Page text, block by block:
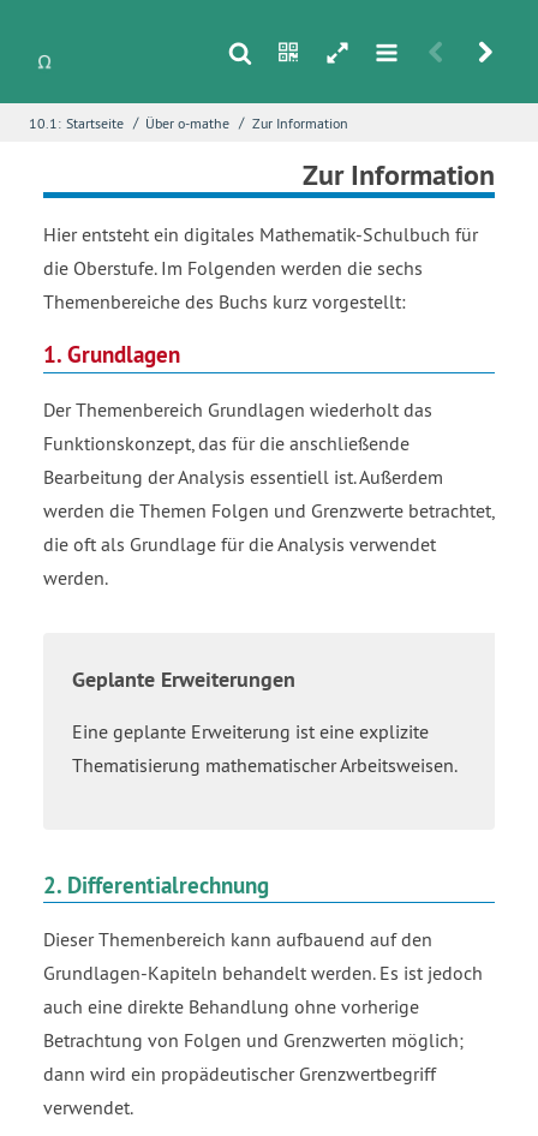
s n h m r u
10.1: Startseite / Über o-mathe / Zur Information
Zur Information
Hier entsteht ein digitales Mathematik-Schulbuch für
die Oberstufe. Im Folgenden werden die sechs
Themenbereiche des Buchs kurz vorgestellt:
1. Grundlagen
Der Themenbereich Grundlagen wiederholt das
Funktionskonzept, das für die anschließende
Bearbeitung der Analysis essentiell ist. Außerdem
werden die Themen Folgen und Grenzwerte betrachtet,
die oft als Grundlage für die Analysis verwendet
werden.
Geplante Erweiterungen
Eine geplante Erweiterung ist eine explizite
Thematisierung mathematischer Arbeitsweisen.
2. Differentialrechnung
Dieser Themenbereich kann aufbauend auf den
Grundlagen-Kapiteln behandelt werden. Es ist jedoch
auch eine direkte Behandlung ohne vorherige
Betrachtung von Folgen und Grenzwerten möglich;
dann wird ein propädeutischer Grenzwertbegriff
verwendet.
E-Mail*
Seite*
Fehlerbeschreibung*